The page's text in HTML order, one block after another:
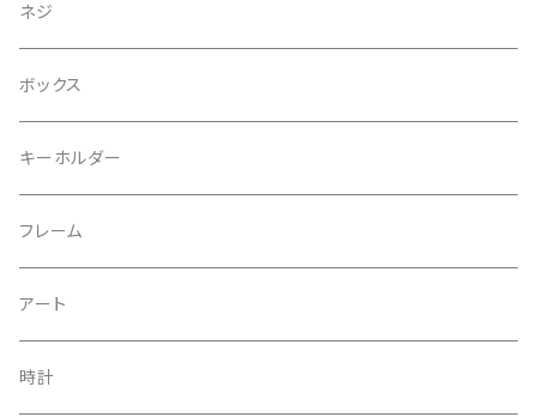
ネジ
ボックス
キーホルダー
フレーム
アート
時計